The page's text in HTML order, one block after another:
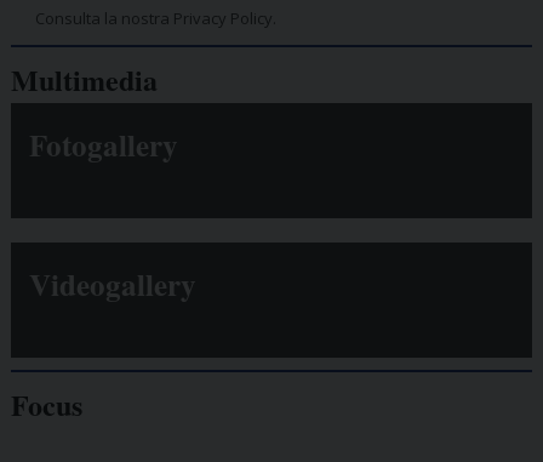
Consulta la nostra Privacy Policy.
Multimedia
Fotogallery
Videogallery
Focus